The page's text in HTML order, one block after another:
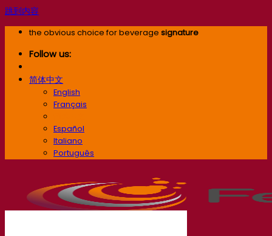
跳到内容
the obvious choice for beverage signature
Follow us:
简体中文
English
Français
Español
Italiano
Português